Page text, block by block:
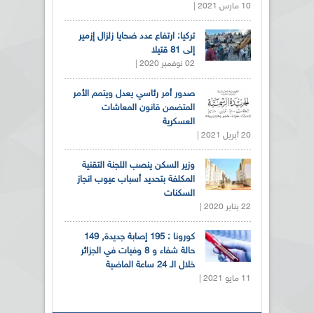
10 مارس 2021 |
تركيا: ارتفاع عدد ضحايا زلزال إزمير
إلى 81 قتيلا
02 نوفمبر 2020 |
صدور أمر رئاسي يعدل ويتمم الأمر
المتضمن قانون المعاشات
العسكرية
20 أبريل 2021 |
وزير السكن ينصب اللجنة التقنية
المكلفة بتحديد أسباب عيوب انجاز
السكنات
22 يناير 2020 |
كورونا : 195 إصابة جديدة, 149
حالة شفاء و 8 وفيات في الجزائر
خلال الـ 24 ساعة الماضية
11 مايو 2021 |